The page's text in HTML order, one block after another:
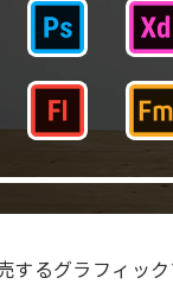
するグラフィッ